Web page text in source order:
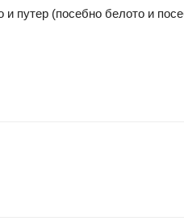
путер (посебно белото и